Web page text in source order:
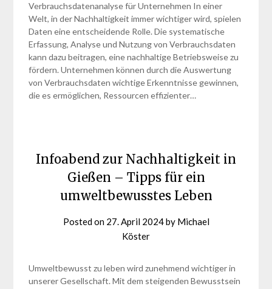
Verbrauchsdatenanalyse für Unternehmen In einer
Welt, in der Nachhaltigkeit immer wichtiger wird, spielen
Daten eine entscheidende Rolle. Die systematische
Erfassung, Analyse und Nutzung von Verbrauchsdaten
kann dazu beitragen, eine nachhaltige Betriebsweise zu
fördern. Unternehmen können durch die Auswertung
von Verbrauchsdaten wichtige Erkenntnisse gewinnen,
die es ermöglichen, Ressourcen effizienter…
Infoabend zur Nachhaltigkeit in
Gießen – Tipps für ein
umweltbewusstes Leben
Posted on 27. April 2024by Michael
Köster
Umweltbewusst zu leben wird zunehmend wichtiger in
unserer Gesellschaft. Mit dem steigenden Bewusstsein